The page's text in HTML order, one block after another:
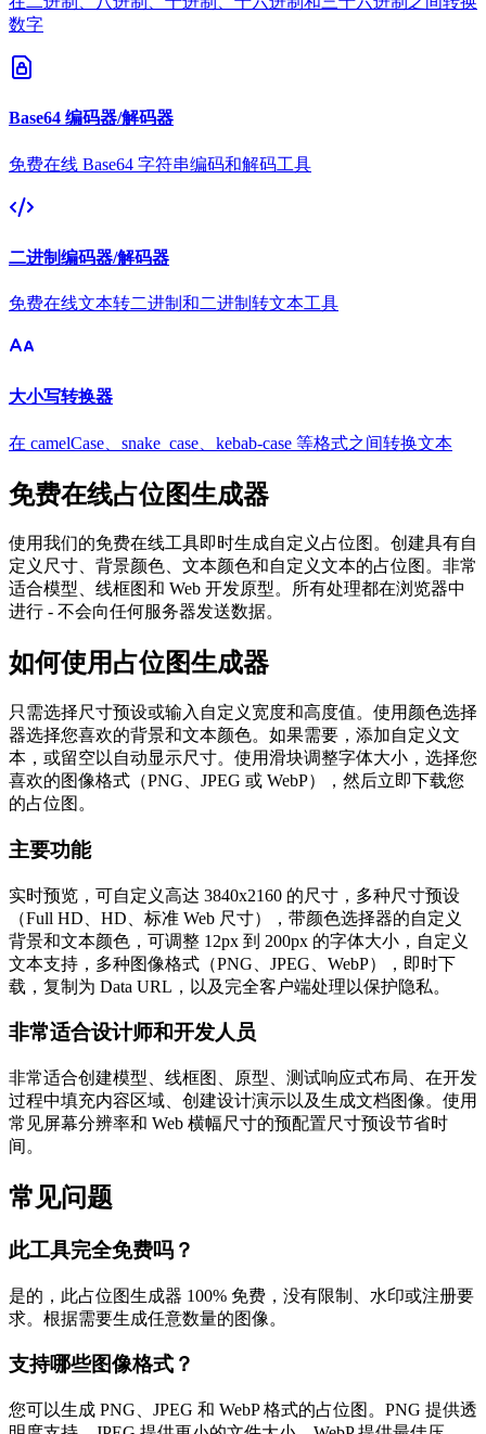
数字
Base64 编码器/解码器
免费在线 Base64 字符串编码和解码工具
二进制编码器/解码器
免费在线文本转二进制和二进制转文本工具
大小写转换器
在 camelCase、snake_case、kebab-case 等格式之间转换文本
免费在线占位图生成器
使用我们的免费在线工具即时生成自定义占位图。创建具有自
定义尺寸、背景颜色、文本颜色和自定义文本的占位图。非常
适合模型、线框图和 Web 开发原型。所有处理都在浏览器中
进行 - 不会向任何服务器发送数据。
如何使用占位图生成器
只需选择尺寸预设或输入自定义宽度和高度值。使用颜色选择
器选择您喜欢的背景和文本颜色。如果需要，添加自定义文
本，或留空以自动显示尺寸。使用滑块调整字体大小，选择您
喜欢的图像格式（PNG、JPEG 或 WebP），然后立即下载您
的占位图。
主要功能
实时预览，可自定义高达 3840x2160 的尺寸，多种尺寸预设
（Full HD、HD、标准 Web 尺寸），带颜色选择器的自定义
背景和文本颜色，可调整 12px 到 200px 的字体大小，自定义
文本支持，多种图像格式（PNG、JPEG、WebP），即时下
载，复制为 Data URL，以及完全客户端处理以保护隐私。
非常适合设计师和开发人员
非常适合创建模型、线框图、原型、测试响应式布局、在开发
过程中填充内容区域、创建设计演示以及生成文档图像。使用
常见屏幕分辨率和 Web 横幅尺寸的预配置尺寸预设节省时
间。
常见问题
此工具完全免费吗？
是的，此占位图生成器 100% 免费，没有限制、水印或注册要
求。根据需要生成任意数量的图像。
支持哪些图像格式？
您可以生成 PNG、JPEG 和 WebP 格式的占位图。PNG 提供透